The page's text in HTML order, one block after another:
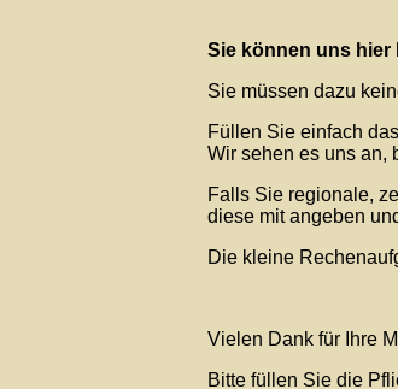
Sie können uns hier
Sie müssen dazu
Füllen Sie einfach
Wir sehen es uns an,
Falls Sie regionale,
diese mit angeben
Die kleine
Vielen Dank für Ihre
Bitte füllen Sie die